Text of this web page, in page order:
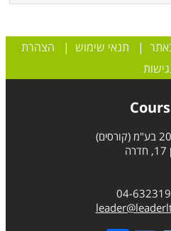
| תנאי שימוש | הצהרת